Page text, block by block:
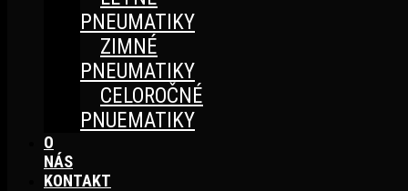
PNEUMATIKY
ZIMNÉ
PNEUMATIKY
CELOROČNÉ
PNUEMATIKY
O
NÁS
KONTAKT